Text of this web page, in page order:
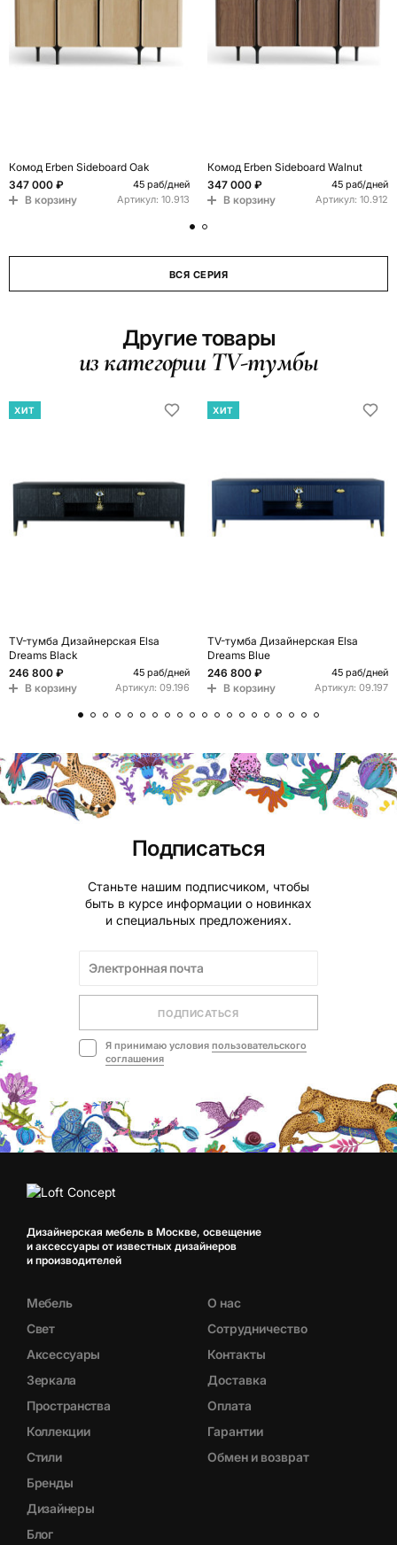
Комод Erben Sideboard Oak
347 000 ₽
45 раб/дней
В корзину Артикул: 10.913
Комод Erben Sideboard Walnut
347 000 ₽
45 раб/дней
В корзину Артикул: 10.912
ВСЯ СЕРИЯ
Другие товары
из категории TV-тумбы
ХИТ
TV-тумба Дизайнерская Elsa
Dreams Black
246 800 ₽
45 раб/дней
В корзину Артикул: 09.196
ХИТ
TV-тумба Дизайнерская Elsa
Dreams Blue
246 800 ₽
45 раб/дней
В корзину Артикул: 09.197
Подписаться
Станьте нашим подписчиком, чтобы
быть в курсе информации о новинках
и специальных предложениях.
ПОДПИСАТЬСЯ
Я принимаю условия пользовательского
соглашения
Дизайнерская мебель в Москве, освещение
и аксессуары от известных дизайнеров
и производителей
Мебель
Свет
Аксессуары
Зеркала
Пространства
Коллекции
Стили
Бренды
Дизайнеры
Блог
О нас
Сотрудничество
Контакты
Доставка
Оплата
Гарантии
Обмен и возврат